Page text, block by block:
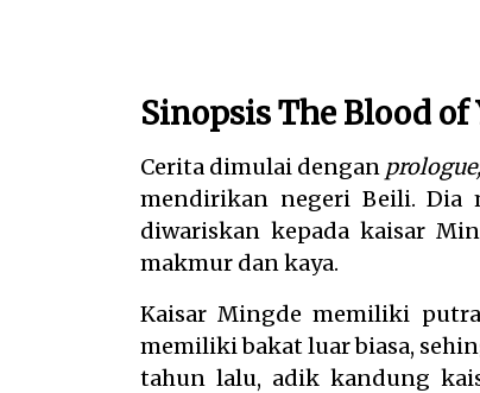
Sinopsis The Blood of
Cerita dimulai dengan
mendirikan negeri Beili. Dia
diwariskan kepada kaisar
makmur dan kaya.
Kaisar Mingde memiliki
memiliki bakat luar biasa,
tahun lalu, adik kandung